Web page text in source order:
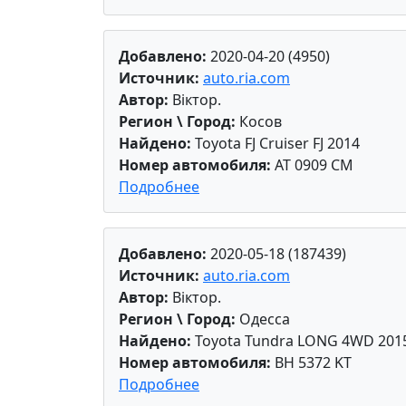
Добавлено: 2020-04-20 (4950)
Источник: auto.ria.com
Автор: Віктор.
Регион \ Город: Косов
Найдено: Toyota FJ Cruiser FJ 2014
Номер автомобиля: AT 0909 CM
Подробнее
Добавлено: 2020-05-18 (187439)
Источник: auto.ria.com
Автор: Віктор.
Регион \ Город: Одесса
Найдено: Toyota Tundra LONG 4WD
Номер автомобиля: BH 5372 KT
Подробнее